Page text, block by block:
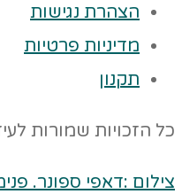
הצהרת נגישות
מדיניות פרטיות
תקנון
כל הזכויות שמורות
צילום :דאפי ספונר.